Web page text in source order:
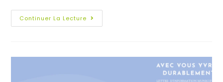
Continuer La Lecture